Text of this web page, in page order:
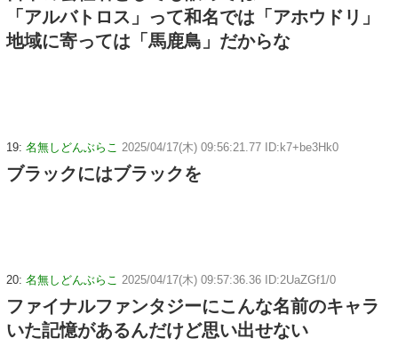
「アルバトロス」って和名では「アホウドリ」
地域に寄っては「馬鹿鳥」だからな
19: 名無しどんぶらこ 2025/04/17(木) 09:56:21.77 ID:k7+be3Hk0
ブラックにはブラックを
20: 名無しどんぶらこ 2025/04/17(木) 09:57:36.36 ID:2UaZGf1/0
ファイナルファンタジーにこんな名前のキャラ
いた記憶があるんだけど思い出せない